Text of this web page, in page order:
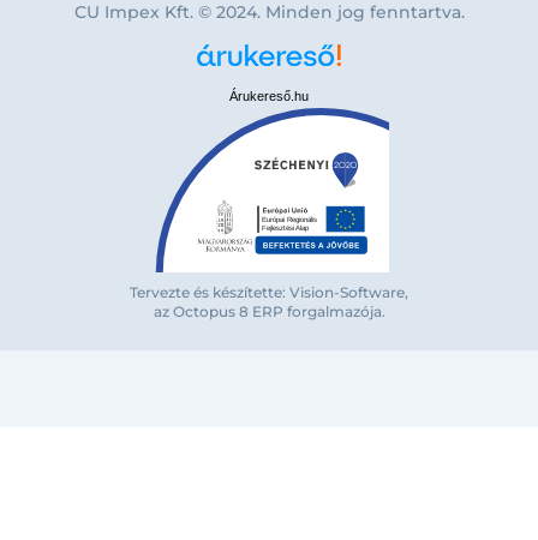
Bejelentkezés e-mail-címmel
CU Impex Kft. © 2024. Minden jog fenntartva.
Árukereső.hu
Tervezte és készítette: Vision-Software,
az Octopus 8 ERP forgalmazója.